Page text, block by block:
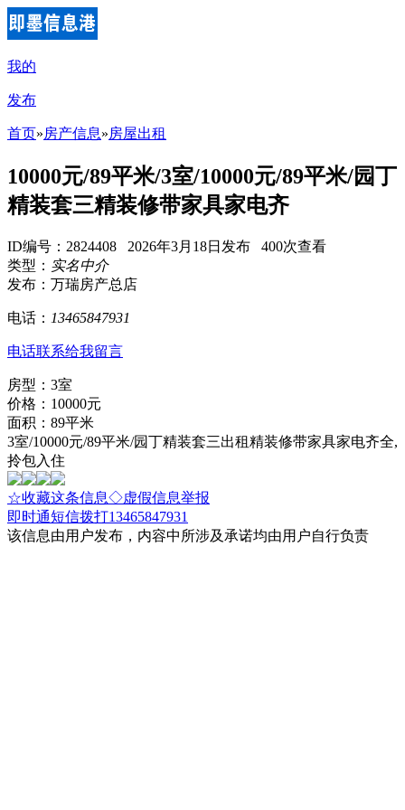
我的
发布
首页»房产信息»房屋出租
10000元/89平米/3室/10000元/89平米/园丁
精装套三精装修带家具家电齐
ID编号：2824408 2026年3月18日发布 400次查看
类型： 实名中介
发布：万瑞房产总店
电话： 13465847931
电话联系给我留言
房型：3室
价格：10000元
面积：89平米
3室/10000元/89平米/园丁精装套三出租精装修带家具家电齐全,
拎包入住
☆收藏这条信息◇虚假信息举报
即时通短信拨打13465847931
该信息由用户发布，内容中所涉及承诺均由用户自行负责